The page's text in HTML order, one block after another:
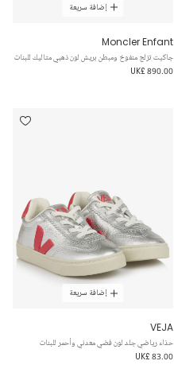
إضافة سريعة
Moncler Enfant
جاكيت تزلج منفوخ ومبطن بريش لون ذهبي متاليك للبنات
UK£ 890.00
إضافة سريعة
VEJA
حذاء رياضي جلد لون فضي معدني وأحمر للبنات
UK£ 83.00